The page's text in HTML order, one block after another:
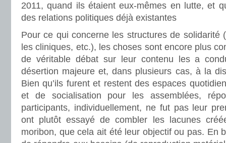
2011, quand ils étaient eux-mêmes en lutte, et
des relations politiques déjà existantes
Pour ce qui concerne les structures de solidarité
les cliniques, etc.), les choses sont encore plus
de véritable débat sur leur contenu les a
désertion majeure et, dans plusieurs cas, à la
Bien qu’ils furent et restent des espaces
et de socialisation pour les assemblées,
participants, individuellement, ne fut pas leur
ont plutôt essayé de combler les lacunes
moribon, que cela ait été leur objectif ou pas. En